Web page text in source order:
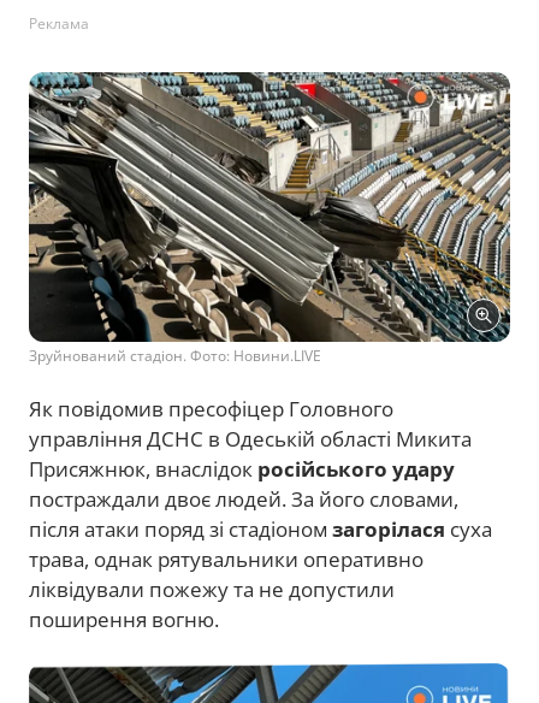
Реклама
Зруйнований стадіон. Фото: Новини.LIVE
Як повідомив пресофіцер Головного
управління ДСНС в Одеській області Микита
Присяжнюк, внаслідок російського удару
постраждали двоє людей. За його словами,
після атаки поряд зі стадіоном загорілася суха
трава, однак рятувальники оперативно
ліквідували пожежу та не допустили
поширення вогню.